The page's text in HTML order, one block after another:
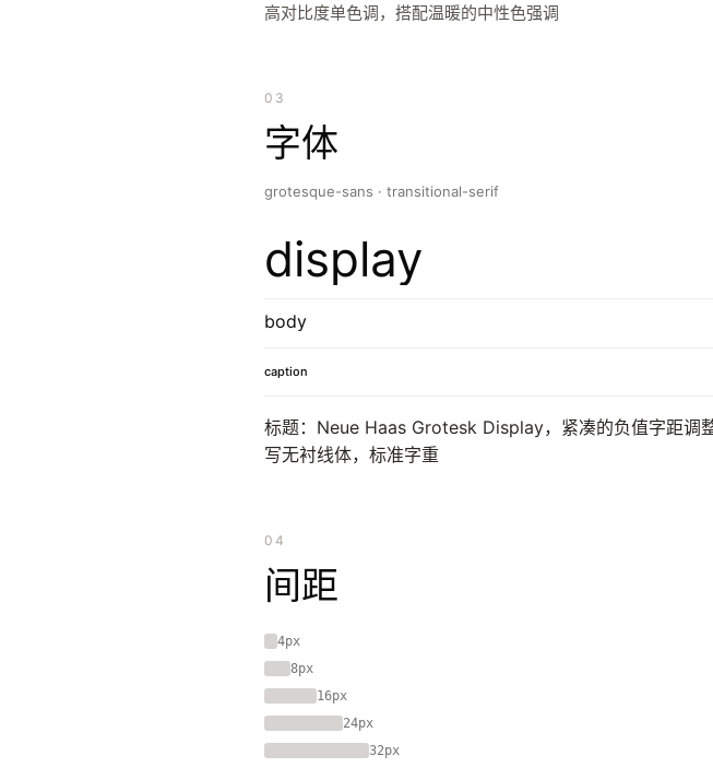
高对比度单色调，搭配温暖的中性色强调
03
字体
grotesque-sans · transitional-serif
display
body
caption
标题：Neue Haas Grotesk Display，紧凑的负值字距调
写无衬线体，标准字重
04
间距
4px
8px
16px
24px
32px